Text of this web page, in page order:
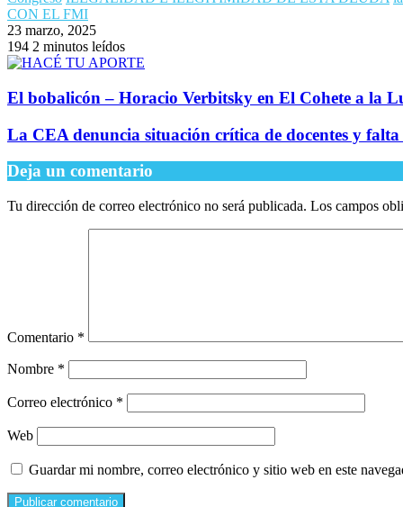
CON EL FMI
23 marzo, 2025
194 2 minutos leídos
​El bobalicón – Horacio Verbitsky en El Cohete a la
La CEA denuncia situación crítica de docentes y
Deja un comentario
Tu dirección de correo electrónico no será publicada. Los campos
Comentario *
Nombre *
Correo electrónico *
Web
Guardar mi nombre, correo electrónico y sitio web en este